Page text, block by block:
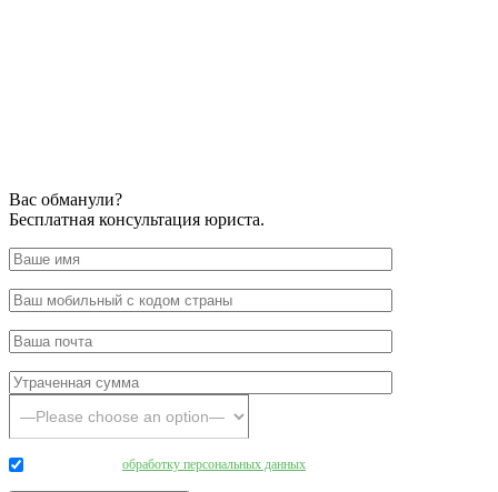
Вас обманули?
Бесплатная консультация юриста.
обработку персональных данных